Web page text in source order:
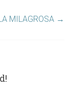
MILAGROSA →